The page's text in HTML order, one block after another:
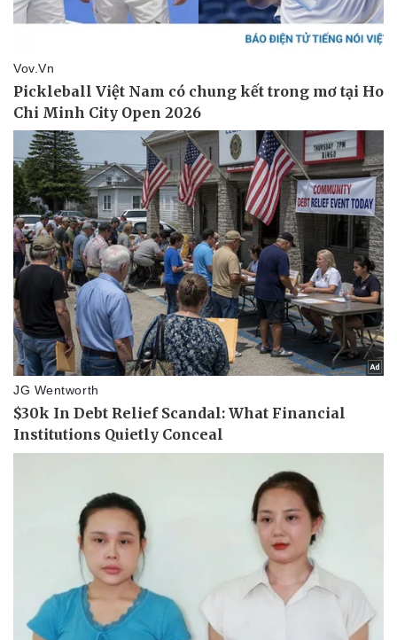
Thể thao
Bóng đá
Lịch thi đấu bóng đá
Thế giới thể thao
eSports
Hậu trường
Ô tô - Xe máy
Tư vấn